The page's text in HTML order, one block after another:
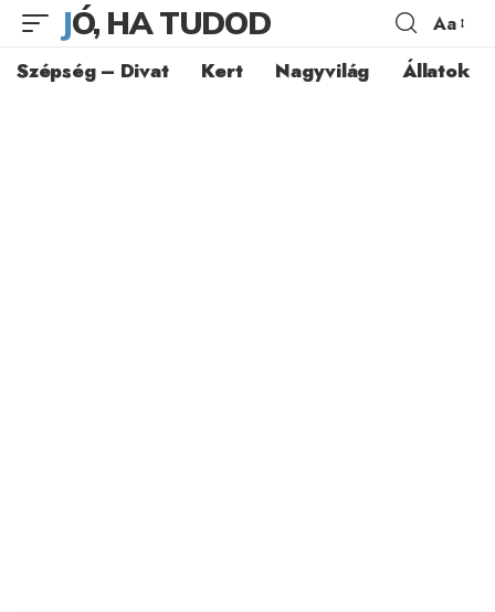
JÓ, HA TUDOD Aa
Szépség – Divat Kert Nagyvilág Állatok